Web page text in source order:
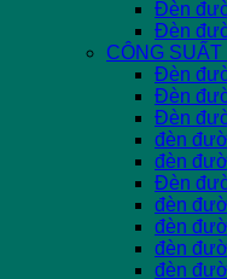
Đèn
Đèn
CÔNG
Đèn
Đèn
Đèn
đèn
đèn
Đèn
đèn
đèn
đèn
đèn